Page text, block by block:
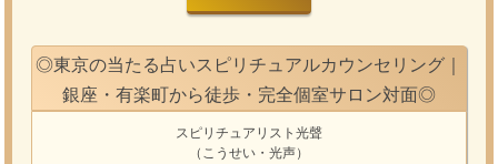
◎東京の当たる占いスピリチュアルカウンセリング｜
銀座・有楽町から徒歩・完全個室サロン対面◎
スピリチュアリスト光聲
（こうせい・光声）